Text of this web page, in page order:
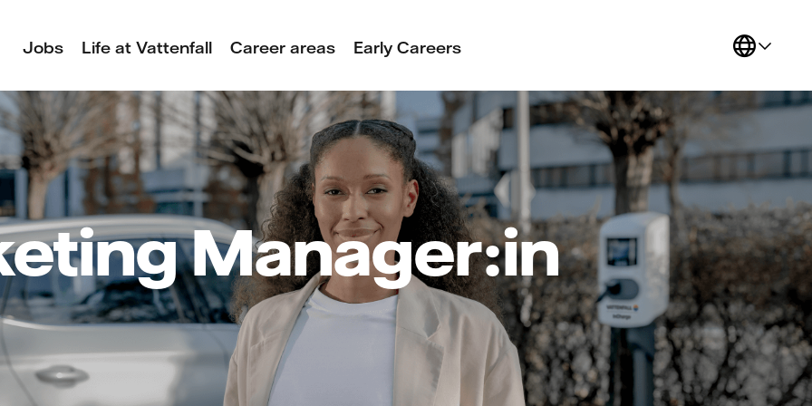
Jobs Life at Vattenfall Career areas Early Careers
Manager:in